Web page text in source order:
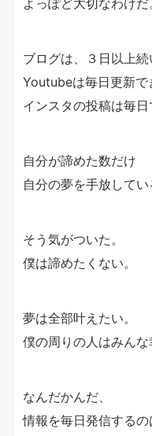
ブログは、３日以上続
Youtubeは毎日更新で
インスタの投稿は毎
自分が諦めた数だけ
自分の夢を手放してい
そう気がついた。
僕は諦めたくない。
夢は全部叶えたい。
僕の周りの人はみんな
なんだかんだ、
情報を毎日発信するの